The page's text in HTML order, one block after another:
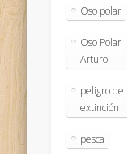
Oso polar
Oso Polar
Arturo
peligro de
extinción
pesca